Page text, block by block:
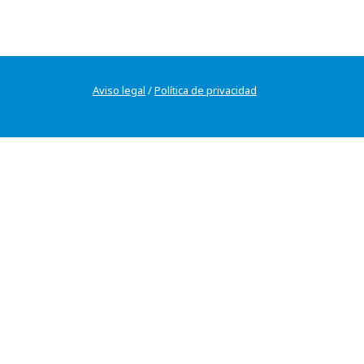
Aviso legal /Política de privacidad